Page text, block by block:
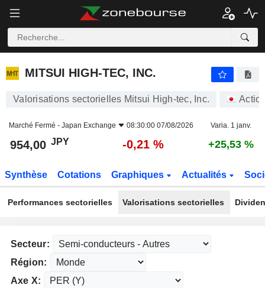
MITSUI HIGH-TEC, INC.
MITSUI HIGH-TEC, INC.
Valorisations sectorielles Mitsui High-tec, Inc.
Marché Fermé - Japan Exchange 08:30:00 07/08/2026 Varia. 1 janv.
954,00 JPY -0,21 % +25,53 %
Synthèse Cotations Graphiques Actualités
Performances sectorielles Valorisations sectorielles
Secteur:
Région:
Axe X: